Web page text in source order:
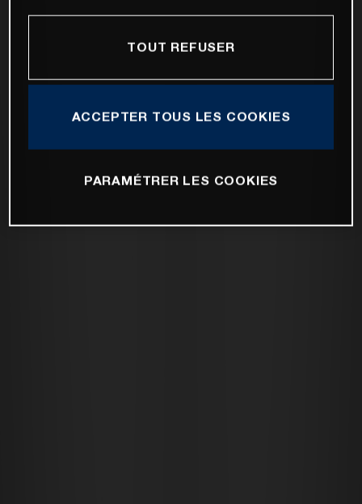
TOUT REFUSER
ACCEPTER TOUS LES COOKIES
PARAMÉTRER LES COOKIES